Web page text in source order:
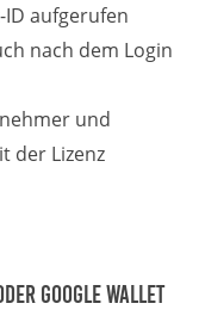
aufgerufen
nach dem Login
und
der Lizenz
Google Wallet